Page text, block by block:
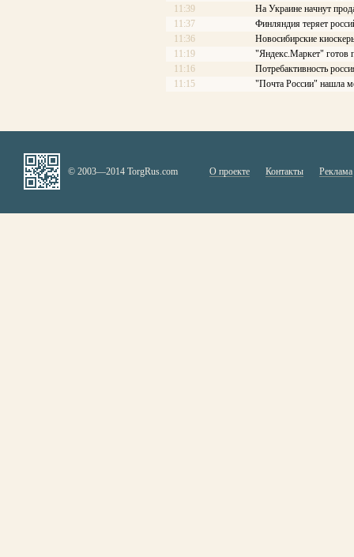
11:39
На Украине начнут
11:37
Финляндия теряет
11:36
Новосибирские
11:19
"Яндекс.Маркет" готов
11:16
Потребактивность
11:15
"Почта России" нашла
© 2003—2014 TorgRus.com О проекте Контакты Реклама